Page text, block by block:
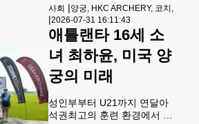
목을 받고 있다. 연이은 상위
디비전 진출로 화제를 모은 최
하윤 선수의 훈련을 이끌고 있
는 HKC ARCHERY 코치를 만
나, 사대 위에서 배우는 양궁의
진정한 가치와 아이들의 성장
에 미치는 영향에 대해 들어보
았다.Q. 최하윤 선수의 연이은
상위 디비전 도전과 성과가 화
사회 |양궁, HKC ARCHERY, 코치,
|2026-07-31 16:11:43
애틀랜타 16세 소
녀 최하윤, 미국 양
궁의 미래
성인부부터 U21까지 연달아
석권최고의 훈련 환경에서 피